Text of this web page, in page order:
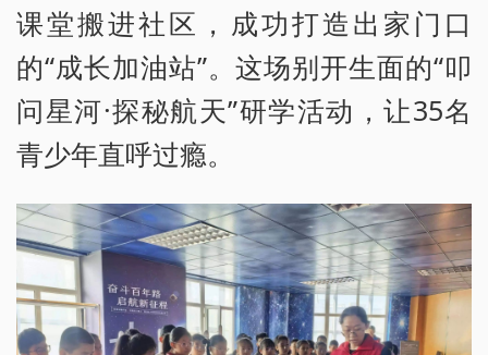
课堂搬进社区，成功打造出家门口
的“成长加油站”。这场别开生面的“叩
问星河·探秘航天”研学活动，让35名
青少年直呼过瘾。